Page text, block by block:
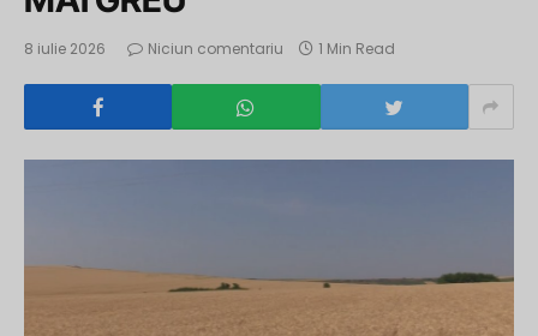
8 iulie 2026 Niciun comentariu 1 Min Read